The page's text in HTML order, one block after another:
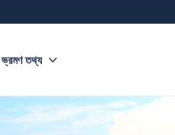
ভ্রমণ তথ্য